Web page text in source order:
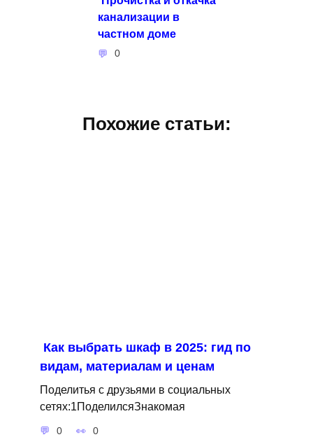
канализации в
частном доме
0
Похожие статьи:
Как выбрать шкаф в 2025: гид по
видам, материалам и ценам
Поделитья с друзьями в социальных
сетях:1ПоделилсяЗнакомая
0 0